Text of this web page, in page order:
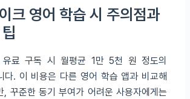
크 영어 학습 시 주의점과
유료 구독 시 월평균 1만 5천 원 정도의
다. 이 비용은 다른 영어 학습 앱과 비교해
, 꾸준한 동기 부여가 어려운 사용자에게는